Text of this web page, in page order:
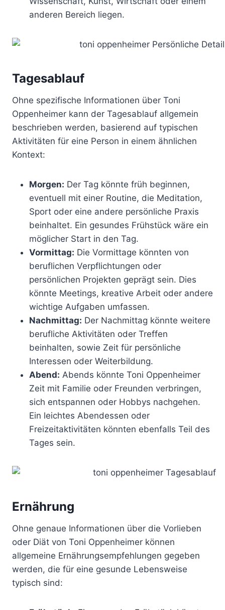
anderen Bereich liegen.
Tagesablauf
Ohne spezifische Informationen über Toni
Oppenheimer kann der Tagesablauf allgemein
beschrieben werden, basierend auf typischen
Aktivitäten für eine Person in einem ähnlichen
Kontext:
Morgen: Der Tag könnte früh beginnen,
eventuell mit einer Routine, die Meditation,
Sport oder eine andere persönliche Praxis
beinhaltet. Ein gesundes Frühstück wäre ein
möglicher Start in den Tag.
Vormittag: Die Vormittage könnten von
beruflichen Verpflichtungen oder
persönlichen Projekten geprägt sein. Dies
könnte Meetings, kreative Arbeit oder andere
wichtige Aufgaben umfassen.
Nachmittag: Der Nachmittag könnte weitere
berufliche Aktivitäten oder Treffen
beinhalten, sowie Zeit für persönliche
Interessen oder Weiterbildung.
Abend: Abends könnte Toni Oppenheimer
Zeit mit Familie oder Freunden verbringen,
sich entspannen oder Hobbys nachgehen.
Ein leichtes Abendessen oder
Freizeitaktivitäten könnten ebenfalls Teil des
Tages sein.
Ernährung
Ohne genaue Informationen über die Vorlieben
oder Diät von Toni Oppenheimer können
allgemeine Ernährungsempfehlungen gegeben
werden, die für eine gesunde Lebensweise
typisch sind: